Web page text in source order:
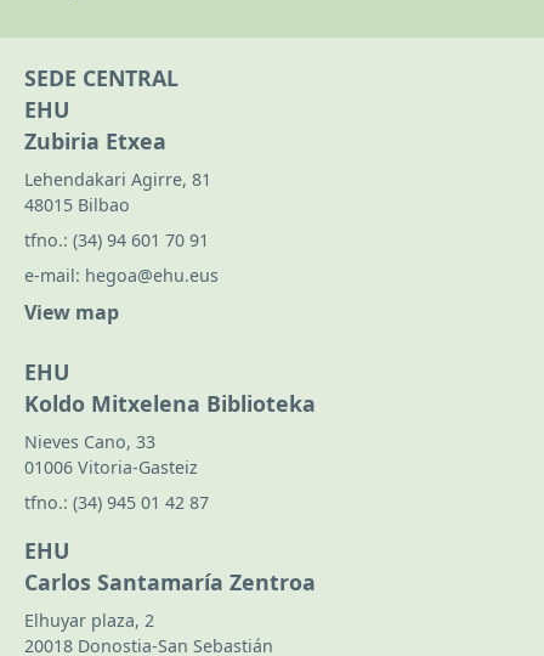
SEDE CENTRAL
EHU
Zubiria Etxea
Lehendakari Agirre, 81
48015 Bilbao
tfno.: (34) 94 601 70 91
e-mail: hegoa@ehu.eus
View map
EHU
Koldo Mitxelena Biblioteka
Nieves Cano, 33
01006 Vitoria-Gasteiz
tfno.: (34) 945 01 42 87
EHU
Carlos Santamaría Zentroa
Elhuyar plaza, 2
20018 Donostia-San Sebastián